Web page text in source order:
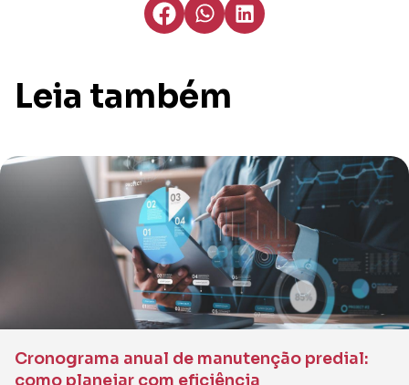
Leia também
Cronograma anual de manutenção predial:
como planejar com eficiência